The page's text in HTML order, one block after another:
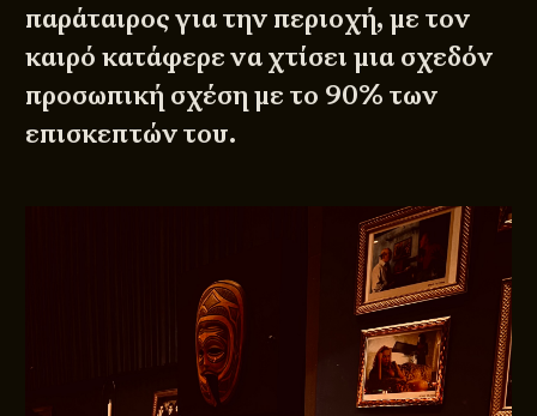
παράταιρος για την περιοχή, με τον
καιρό κατάφερε να χτίσει μια σχεδόν
προσωπική σχέση με το 90% των
επισκεπτών του.